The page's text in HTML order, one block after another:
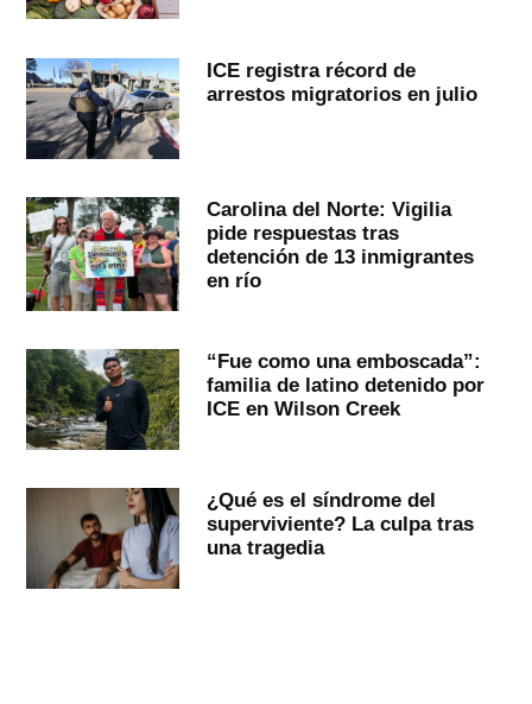
ICE registra récord de
arrestos migratorios en julio
Carolina del Norte: Vigilia
pide respuestas tras
detención de 13 inmigrantes
en río
“Fue como una emboscada”:
familia de latino detenido por
ICE en Wilson Creek
¿Qué es el síndrome del
superviviente? La culpa tras
una tragedia